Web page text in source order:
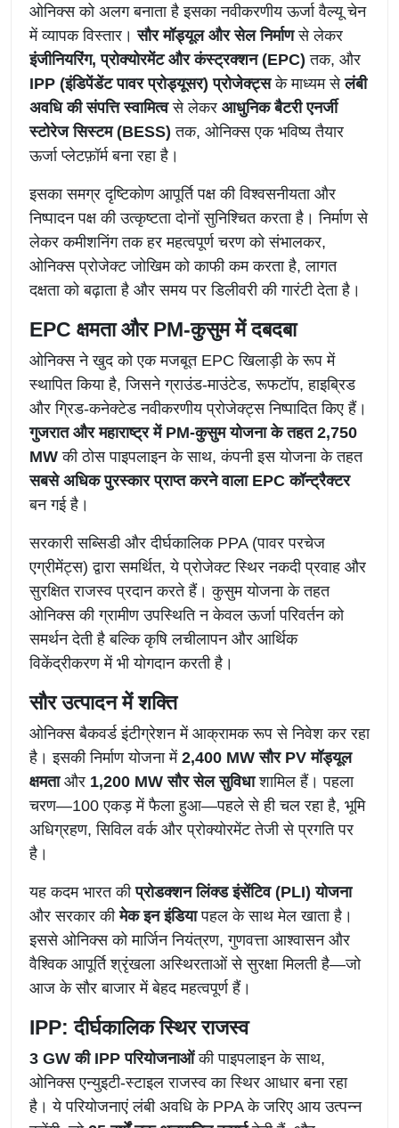
ओनिक्स को अलग बनाता है इसका नवीकरणीय ऊर्जा वैल्यू चेन
में व्यापक विस्तार।सौर मॉड्यूल और सेल निर्माणसे लेकर
इंजीनियरिंग, प्रोक्योरमेंट और कंस्ट्रक्शन (EPC) तक, और
IPP (इंडिपेंडेंट पावर प्रोड्यूसर) प्रोजेक्ट्सके माध्यम सेलंबी
अवधि की संपत्ति स्वामित्वसे लेकर आधुनिक बैटरी एनर्जी
स्टोरेज सिस्टम (BESS) तक, ओनिक्स एक भविष्य तैयार
ऊर्जा प्लेटफ़ॉर्म बना रहा है।
इसका समग्र दृष्टिकोण आपूर्ति पक्ष की विश्वसनीयता और
निष्पादन पक्ष की उत्कृष्टता दोनों सुनिश्चित करता है। निर्माण से
लेकर कमीशनिंग तक हर महत्वपूर्ण चरण को संभालकर,
ओनिक्स प्रोजेक्ट जोखिम को काफी कम करता है, लागत
दक्षता को बढ़ाता है और समय पर डिलीवरी की गारंटी देता है।
EPC क्षमता और PM-कुसुम में दबदबा
ओनिक्स ने खुद को एक मजबूत EPC खिलाड़ी के रूप में
स्थापित किया है, जिसने ग्राउंड-माउंटेड, रूफटॉप, हाइब्रिड
और ग्रिड-कनेक्टेड नवीकरणीय प्रोजेक्ट्स निष्पादित किए हैं।
गुजरात और महाराष्ट्र में PM-कुसुम योजना के तहत 2,750
MW की ठोस पाइपलाइन के साथ, कंपनी इस योजना के तहत
सबसे अधिक पुरस्कार प्राप्त करने वाला EPC कॉन्ट्रैक्टर
बन गई है।
सरकारी सब्सिडी और दीर्घकालिक PPA (पावर परचेज
एग्रीमेंट्स) द्वारा समर्थित, ये प्रोजेक्ट स्थिर नकदी प्रवाह और
सुरक्षित राजस्व प्रदान करते हैं। कुसुम योजना के तहत
ओनिक्स की ग्रामीण उपस्थिति न केवल ऊर्जा परिवर्तन को
समर्थन देती है बल्कि कृषि लचीलापन और आर्थिक
विकेंद्रीकरण में भी योगदान करती है।
सौर उत्पादन में शक्ति
ओनिक्स बैकवर्ड इंटीग्रेशन में आक्रामक रूप से निवेश कर रहा
है। इसकी निर्माण योजना में 2,400 MW सौर PV मॉड्यूल
क्षमताऔर 1,200 MW सौर सेल सुविधाशामिल हैं। पहला
चरण—100 एकड़ में फैला हुआ—पहले से ही चल रहा है, भूमि
अधिग्रहण, सिविल वर्क और प्रोक्योरमेंट तेजी से प्रगति पर
है।
यह कदम भारत कीप्रोडक्शन लिंक्ड इंसेंटिव (PLI) योजना
और सरकार कीमेक इन इंडियापहल के साथ मेल खाता है।
इससे ओनिक्स को मार्जिन नियंत्रण, गुणवत्ता आश्वासन और
वैश्विक आपूर्ति श्रृंखला अस्थिरताओं से सुरक्षा मिलती है—जो
आज के सौर बाजार में बेहद महत्वपूर्ण हैं।
IPP: दीर्घकालिक स्थिर राजस्व
3 GW की IPP परियोजनाओंकी पाइपलाइन के साथ,
ओनिक्स एन्युइटी-स्टाइल राजस्व का स्थिर आधार बना रहा
है। ये परियोजनाएं लंबी अवधि के PPA के जरिए आय उत्पन्न